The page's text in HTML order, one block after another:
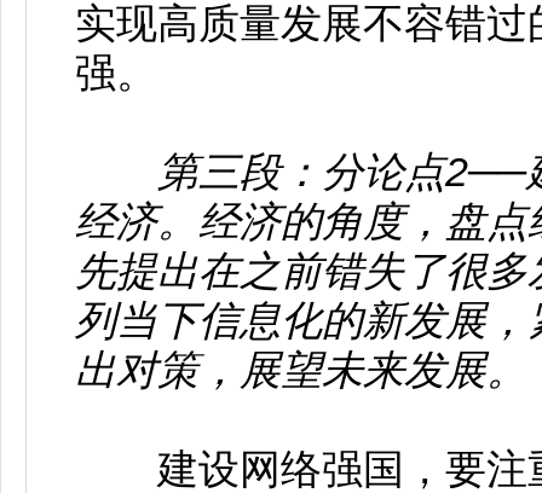
实现高质量发展不容错
强。
第三段：分论点2──
经济。经济的角度，盘
先提出在之前错失了很
列当下信息化的新发展
出对策，展望未来发展。
建设网络强国，要注